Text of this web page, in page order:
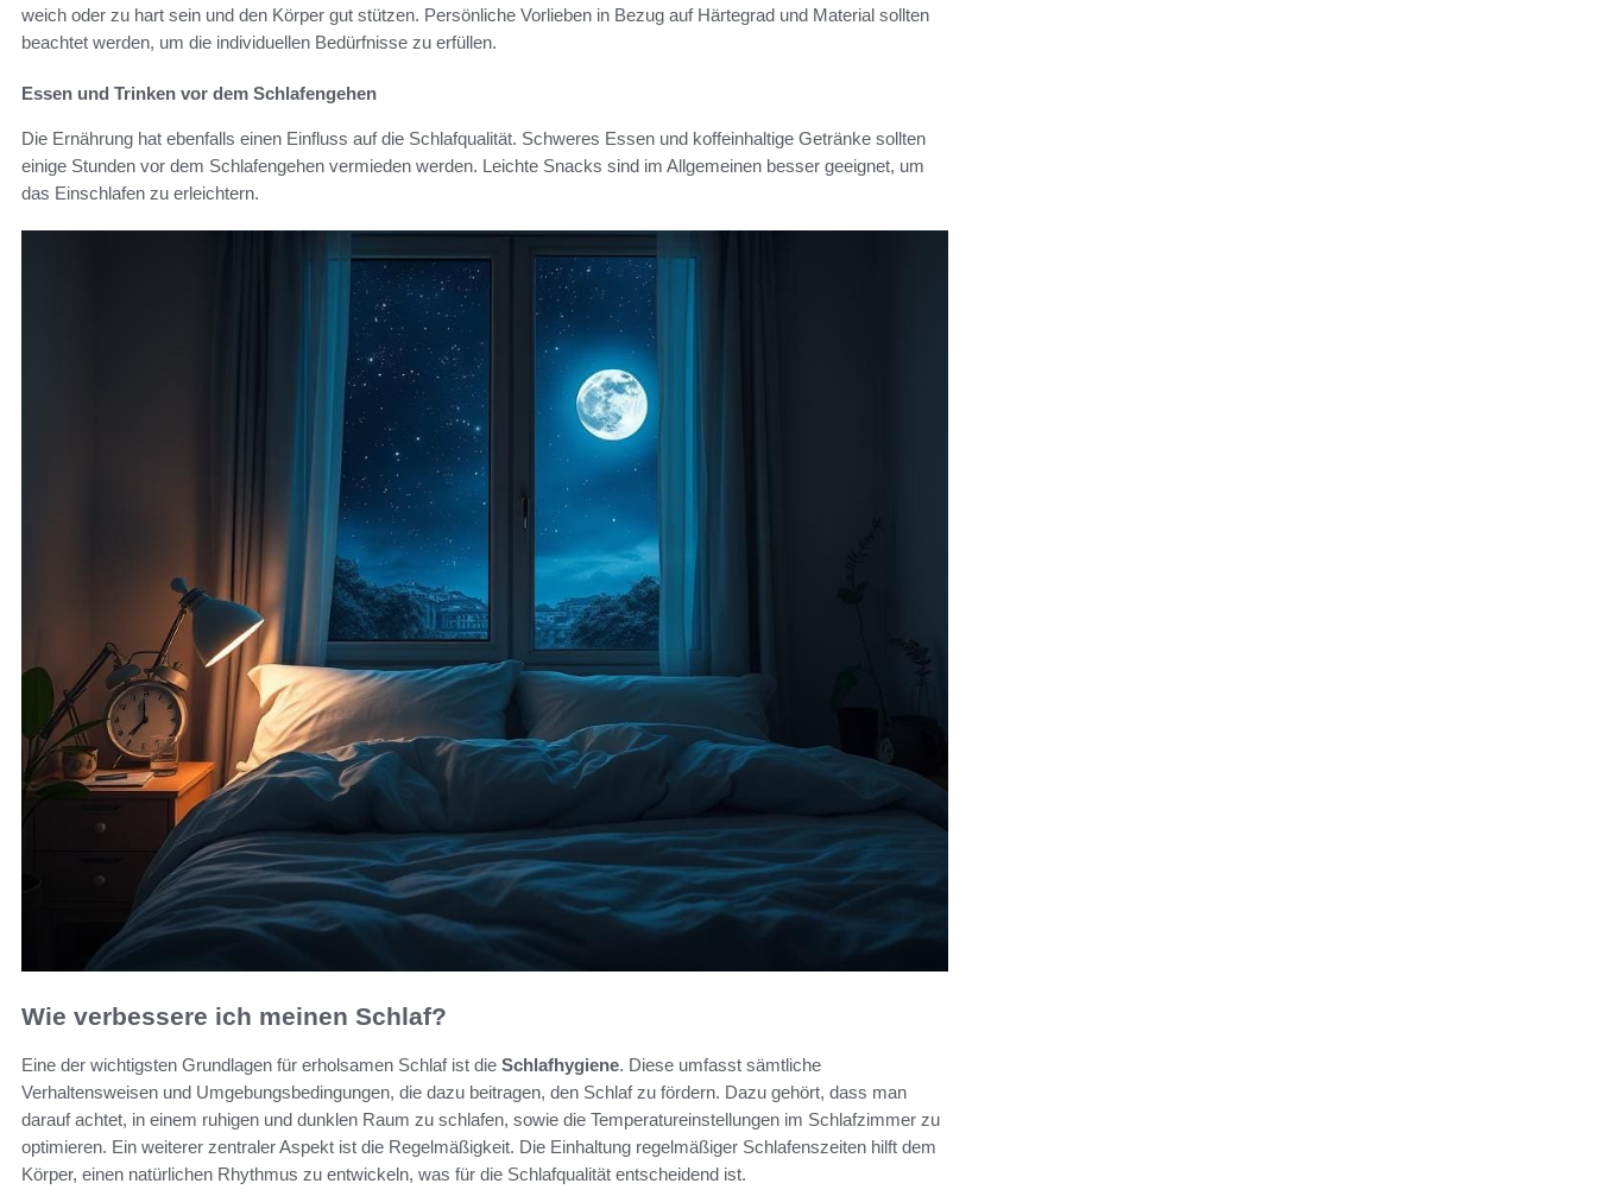
weich oder zu hart sein und den Körper gut stützen. Persönliche Vorlieben in Bezug auf Härtegrad und Material sollten
beachtet werden, um die individuellen Bedürfnisse zu erfüllen.
Essen und Trinken vor dem Schlafengehen
Die Ernährung hat ebenfalls einen Einfluss auf die Schlafqualität. Schweres Essen und koffeinhaltige Getränke sollten
einige Stunden vor dem Schlafengehen vermieden werden. Leichte Snacks sind im Allgemeinen besser geeignet, um
das Einschlafen zu erleichtern.
Wie verbessere ich meinen Schlaf?
Eine der wichtigsten Grundlagen für erholsamen Schlaf ist die Schlafhygiene. Diese umfasst sämtliche
Verhaltensweisen und Umgebungsbedingungen, die dazu beitragen, den Schlaf zu fördern. Dazu gehört, dass man
darauf achtet, in einem ruhigen und dunklen Raum zu schlafen, sowie die Temperatureinstellungen im Schlafzimmer zu
optimieren. Ein weiterer zentraler Aspekt ist die Regelmäßigkeit. Die Einhaltung regelmäßiger Schlafenszeiten hilft dem
Körper, einen natürlichen Rhythmus zu entwickeln, was für die Schlafqualität entscheidend ist.